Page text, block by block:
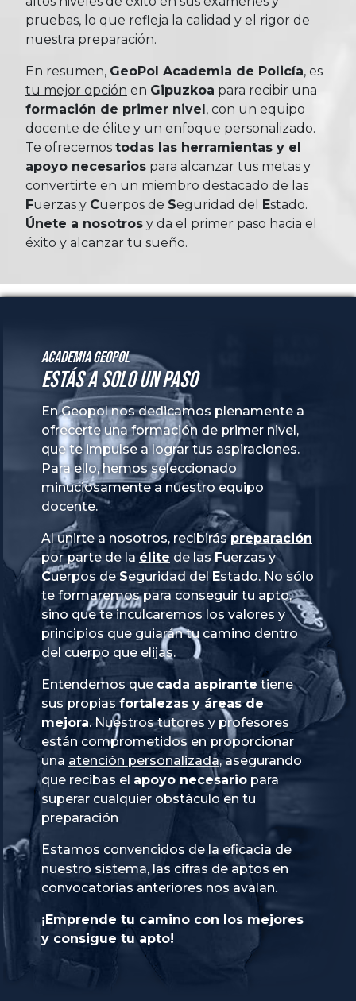
pruebas, lo que refleja la calidad y el rigor de
nuestra preparación.
En resumen, GeoPol Academia de Policía, es
tu mejor opción en Gipuzkoa para recibir una
formación de primer nivel , con un equipo
docente de élite y un enfoque personalizado.
Te ofrecemos todas las herramientas y el
apoyo necesarios para alcanzar tus metas y
convertirte en un miembro destacado de las
Fuerzas y Cuerpos de Seguridad del Estado.
Únete a nosotros y da el primer paso hacia el
éxito y alcanzar tu sueño.
Academia GeoPol
Estás a solo un paso
En Geopol nos dedicamos plenamente a
ofrecerte una formación de primer nivel,
que te impulse a lograr tus aspiraciones.
Para ello, hemos seleccionado
minuciosamente a nuestro equipo
docente.
Al unirte a nosotros, recibiráspreparación
por parte de la élite de las Fuerzas y
Cuerpos de Seguridad del Estado. No sólo
te formaremos para conseguir tu apto,
sino que te inculcaremos los valores y
principios que guiarán tu camino dentro
del cuerpo que elijas.
Entendemos que cada aspirante tiene
sus propias fortalezas y áreas de
mejora. Nuestros tutores y profesores
están comprometidos en proporcionar
una atención personalizada, asegurando
que recibas el apoyo necesario para
superar cualquier obstáculo en tu
preparación
Estamos convencidos de la eficacia de
nuestro sistema, las cifras de aptos en
convocatorias anteriores nos avalan.
¡Emprende tu camino con los mejores
y consigue tu apto!